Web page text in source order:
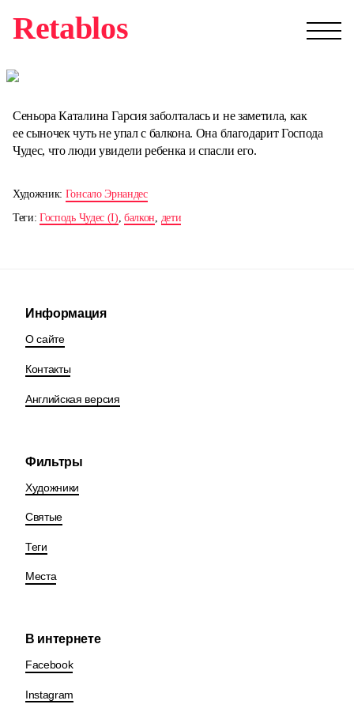
Retablos
Сеньора Каталина Гарсия заболталась и не заметила, как
ее сыночек чуть не упал с балкона. Она благодарит Господа
Чудес, что люди увидели ребенка и спасли его.
Художник: Гонсало Эрнандес
Теги:Господь Чудес (I) ,балкон дети
Информация
О сайте
Контакты
Английская версия
Фильтры
Художники
Святые
Теги
Места
В интернете
Facebook
Instagram